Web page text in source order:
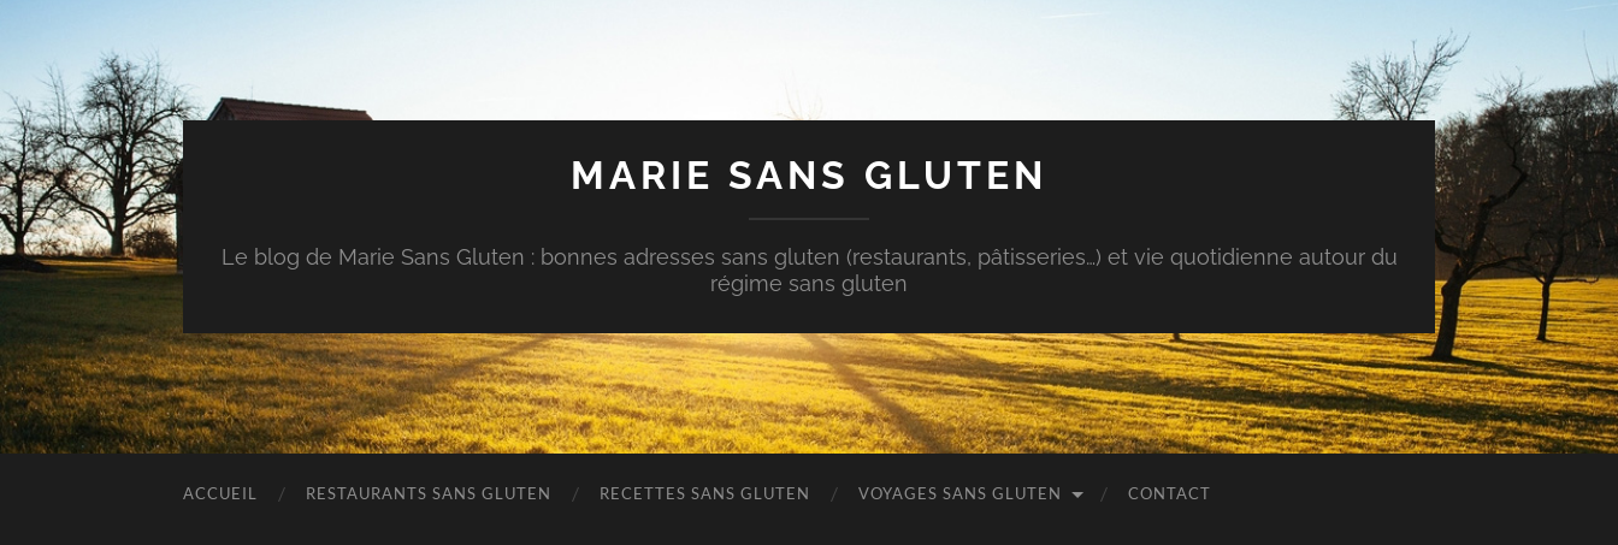
MARIE SANS GLUTEN
Le blog de Marie Sans Gluten : bonnes adresses sans gluten (restaurants, pâtisseries…) et vie quotidienne autour du
régime sans gluten
ACCUEIL RESTAURANTS SANS GLUTEN RECETTES SANS GLUTEN VOYAGES SANS GLUTEN CONTACT